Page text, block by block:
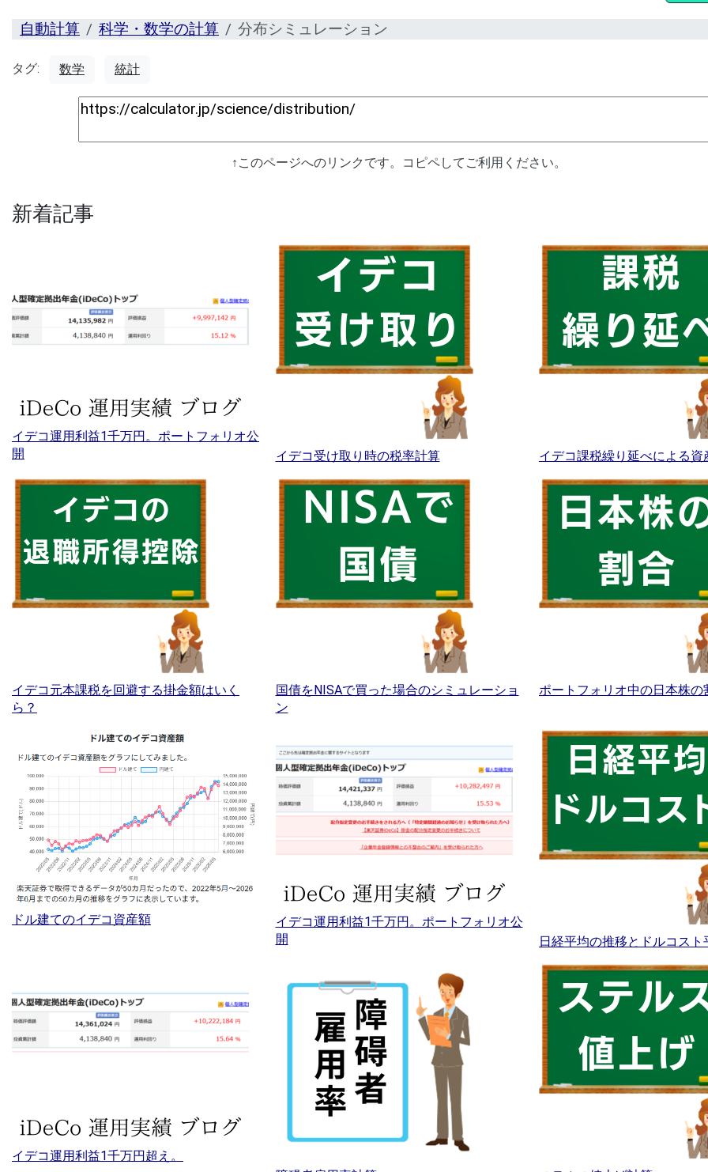
自動計算 科学・数学の計算 分布シミュレーション
タグ: 数学 統計
↑このページへのリンクです。コピペしてご利用ください。
新着記事
イデコ運用利益1千万円。ポートフォリオ公
開
イデコ受け取り時の税率計算 イデコ課税繰り延べによる資
イデコ元本課税を回避する掛金額はいく
ら？
国債をNISAで買った場合のシミュレーショ
ン
ポートフォリオ中の日本株の
ドル建てのイデコ資産額
イデコ運用利益1千万円。ポートフォリオ公
開
日経平均の推移とドルコスト
イデコ運用利益1千万円超え。